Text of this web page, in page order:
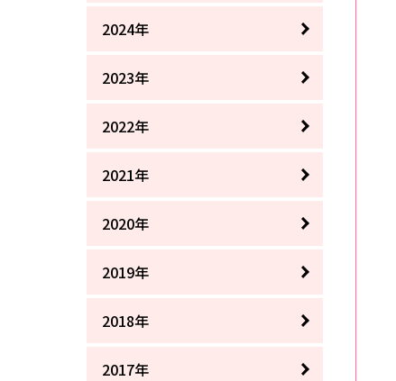
2024年
2023年
2022年
2021年
2020年
2019年
2018年
2017年